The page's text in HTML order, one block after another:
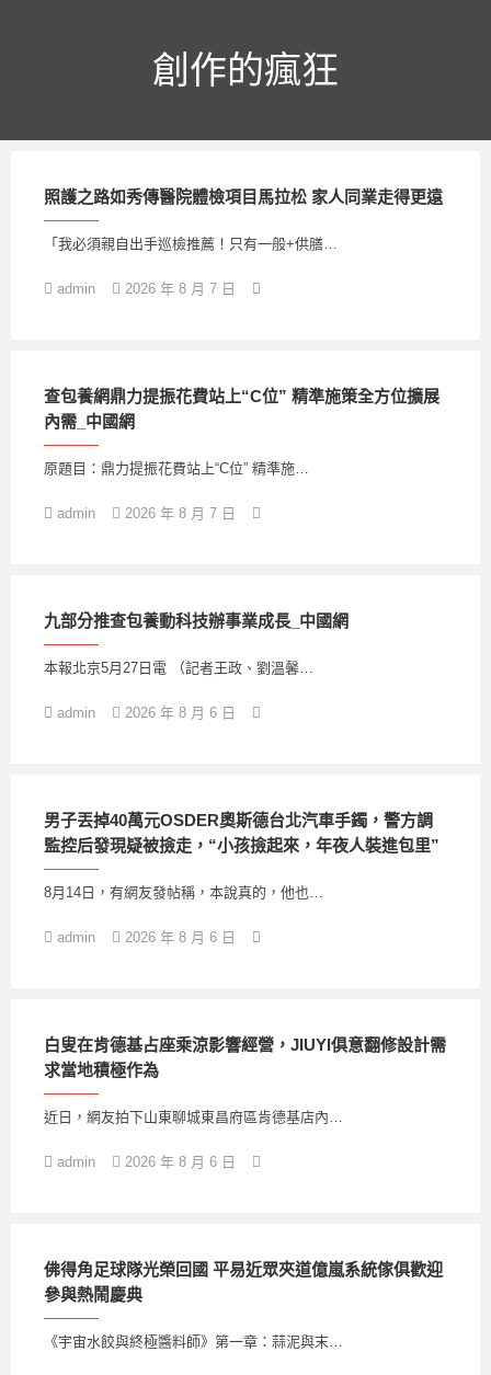
創作的瘋狂
照護之路如秀傳醫院體檢項目馬拉松 家人同業走得更遠
「我必須親自出手巡檢推薦！只有一般+供膳…
admin 2026 年 8 月 7 日
查包養網鼎力提振花費站上“C位” 精準施策全方位擴展
內需_中國網
原題目：鼎力提振花費站上“C位” 精準施…
admin 2026 年 8 月 7 日
九部分推查包養動科技辦事業成長_中國網
本報北京5月27日電 （記者王政、劉溫馨…
admin 2026 年 8 月 6 日
男子丟掉40萬元OSDER奧斯德台北汽車手鐲，警方調
監控后發現疑被撿走，“小孩撿起來，年夜人裝進包里”
8月14日，有網友發帖稱，本說真的，他也…
admin 2026 年 8 月 6 日
白叟在肯德基占座乘涼影響經營，JIUYI俱意翻修設計需
求當地積極作為
近日，網友拍下山東聊城東昌府區肯德基店內…
admin 2026 年 8 月 6 日
佛得角足球隊光榮回國 平易近眾夾道億嵐系統傢俱歡迎
參與熱鬧慶典
《宇宙水餃與終極醬料師》第一章：蒜泥與末…